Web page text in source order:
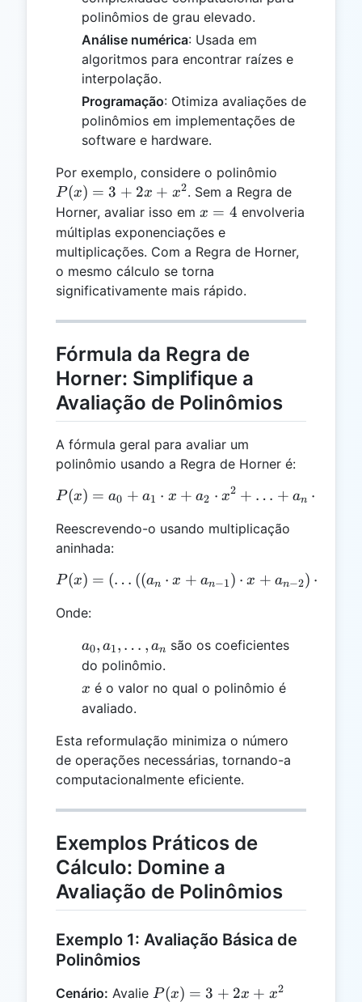
polinômios de grau elevado.
Análise numérica: Usada em
algoritmos para encontrar raízes e
interpolação.
Programação: Otimiza avaliações de
polinômios em implementações de
software e hardware.
Por exemplo, considere o polinômio
= 3
+
+
x^2
P(x) = 3 + 2x + x2. Sem a Regra de
Horner, avaliar isso em x
=
4
x = 4 envolveria
múltiplas exponenciações e
multiplicações. Com a Regra de Horner,
o mesmo cálculo se torna
significativamente mais rápido.
Fórmula da Regra de
Horner: Simplifique a
Avaliação de Polinômios
A fórmula geral para avaliar um
polinômio usando a Regra de Horner é:
P(x) = a_0 + a_1 \cdot
P(x) = a0 + a1 ⋅ x + a2 ⋅ x2 + … + an ⋅
Reescrevendo-o usando multiplicação
aninhada:
P(x) = (\ldots ((a_n
P(x) = (… ((an ⋅ x + an−1) ⋅ x + an−2) ⋅
Onde:
a_0,
a_1,
\ldots,
a_n
a0, a1, … , an são os coeficientes
do polinômio.
x
x é o valor no qual o polinômio é
avaliado.
Esta reformulação minimiza o número
de operações necessárias, tornando-a
computacionalmente eficiente.
Exemplos Práticos de
Cálculo: Domine a
Avaliação de Polinômios
Exemplo 1: Avaliação Básica de
Polinômios
Cenário: Avalie P(x)
P(x) = 3 + 2x + x2